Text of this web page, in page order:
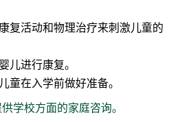
复活动和物理治疗来刺激儿童的
儿进行康复。
童在入学前做好准备。
学校方面的家庭咨询。